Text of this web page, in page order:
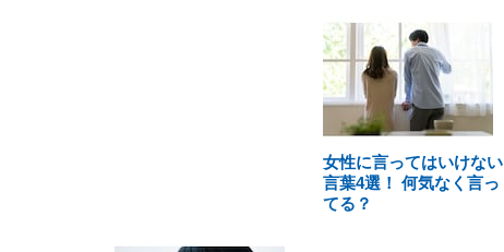
女性に言ってはいけない
言葉4選！ 何気なく言っ
てる？